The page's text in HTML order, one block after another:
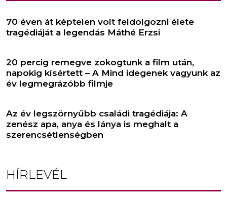
70 éven át képtelen volt feldolgozni élete
tragédiáját a legendás Máthé Erzsi
20 percig remegve zokogtunk a film után,
napokig kísértett – A Mind idegenek vagyunk az
év legmegrázóbb filmje
Az év legszörnyűbb családi tragédiája: A
zenész apa, anya és lánya is meghalt a
szerencsétlenségben
HÍRLEVÉL